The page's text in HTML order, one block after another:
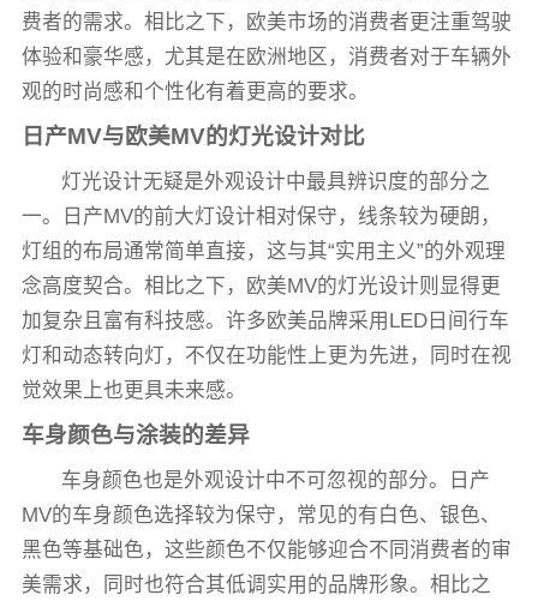
费者的需求。相比之下，欧美市场的消费者更注重驾驶
体验和豪华感，尤其是在欧洲地区，消费者对于车辆外
观的时尚感和个性化有着更高的要求。
日产MV与欧美MV的灯光设计对比
灯光设计无疑是外观设计中最具辨识度的部分之
一。日产MV的前大灯设计相对保守，线条较为硬朗，
灯组的布局通常简单直接，这与其“实用主义”的外观理
念高度契合。相比之下，欧美MV的灯光设计则显得更
加复杂且富有科技感。许多欧美品牌采用LED日间行车
灯和动态转向灯，不仅在功能性上更为先进，同时在视
觉效果上也更具未来感。
车身颜色与涂装的差异
车身颜色也是外观设计中不可忽视的部分。日产
MV的车身颜色选择较为保守，常见的有白色、银色、
黑色等基础色，这些颜色不仅能够迎合不同消费者的审
美需求，同时也符合其低调实用的品牌形象。相比之